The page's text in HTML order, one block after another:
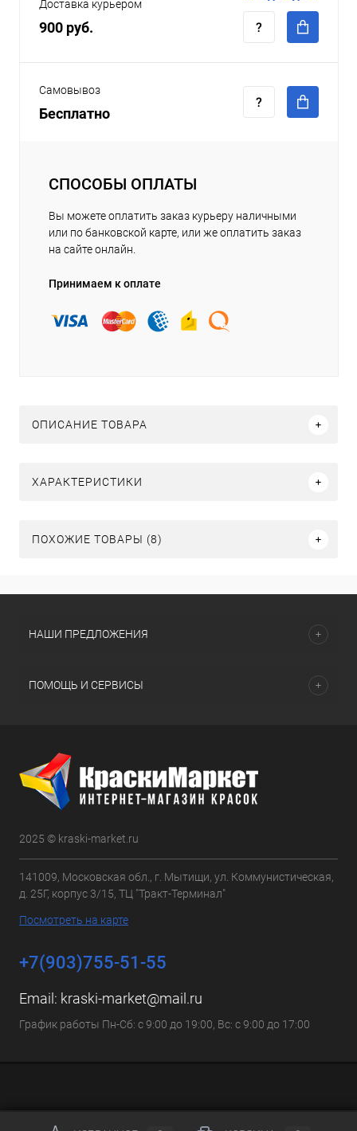
Доставка курьером
900 руб.
Самовывоз
Бесплатно
СПОСОБЫ ОПЛАТЫ
Вы можете оплатить заказ курьеру наличными
или по банковской карте, или же оплатить заказ
на сайте онлайн.
Принимаем к оплате
ОПИСАНИЕ ТОВАРА
ХАРАКТЕРИСТИКИ
ПОХОЖИЕ ТОВАРЫ (8)
НАШИ ПРЕДЛОЖЕНИЯ
ПОМОЩЬ И СЕРВИСЫ
2025 © kraski-market.ru
141009, Московская обл., г. Мытищи, ул. Коммунистическая,
д. 25Г, корпус 3/15, ТЦ "Тракт-Терминал"
Посмотреть на карте
+7(903)755-51-55
Email: kraski-market@mail.ru
График работы Пн-Сб: с 9:00 до 19:00, Вс: с 9:00 до 17:00